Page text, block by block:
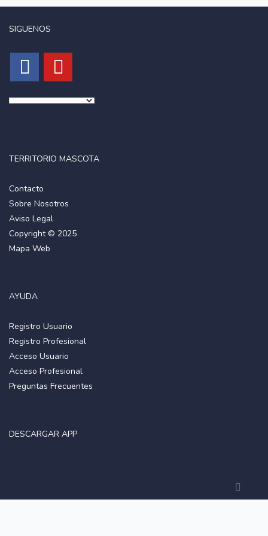
SIGUENOS
TERRITORIO MASCOTA
Contacto
Sobre Nosotros
Aviso Legal
Copyright © 2025
Mapa Web
AYUDA
Registro Usuario
Registro Profesional
Acceso Usuario
Acceso Profesional
Preguntas Frecuentes
DESCARGAR APP